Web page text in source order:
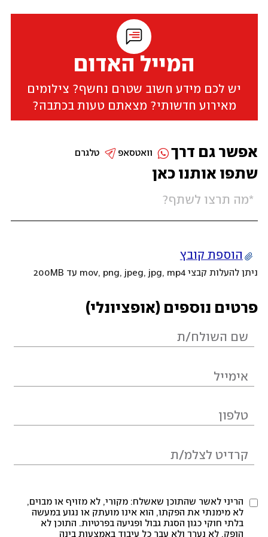
המייל האדום
יש לכם מידע חשוב שטרם נחשף? צילומים
מאירוע חדשותי? מצאתם טעות בכתבה?
שתפו אותנו כאן
הוספת קובץ
ניתן להעלות קבצי mov, png, jpeg, jpg, mp4 עד 200MB
פרטים נוספים (אופציונלי)
הריני לאשר שהתוכן שאשלח: מקורי, לא מזויף או מבוים,
לא מימנתי את הפקתו, הוא אינו מועתק או נגוע במעשה
בלתי חוקי כגון הסגת גבול ופגיעה בפרטיות. התוכן לא
הופק, לא נערך ולא עבר כל עיבוד באמצעות בינה
אפשר גם דרך טלגרם וואטסאפ